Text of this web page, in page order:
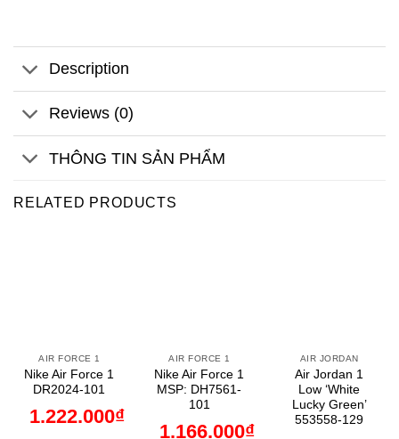
Description
Reviews (0)
THÔNG TIN SẢN PHẨM
RELATED PRODUCTS
AIR FORCE 1
Nike Air Force 1
DR2024-101
1.222.000₫
AIR FORCE 1
Nike Air Force 1
MSP: DH7561-
101
1.166.000₫
AIR JORDAN
Air Jordan 1
Low ‘White
Lucky Green’
553558-129